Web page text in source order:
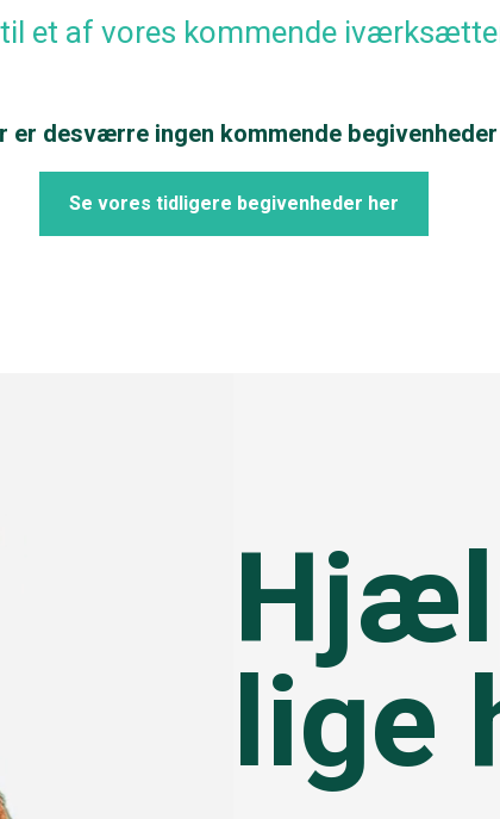
et af vores kommende
er desværre ingen kommende begivenheder
Se vores tidligere begivenheder her
lige